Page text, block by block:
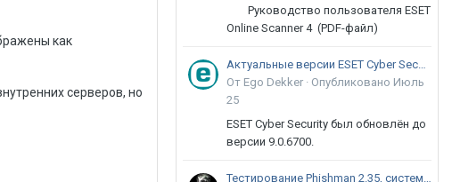
как
серверов, но
Руководство пользователя ESET
Online Scanner 4 (PDF-файл)
Актуальные версии ESET Cyber Security 9
От Ego Dekker · Опубликовано Июль
25
ESET Cyber Security был обновлён до
версии 9.0.6700.
Тестирование Phishman 2.35, системы повышения осведомлённости пользователей в сфере ИБ